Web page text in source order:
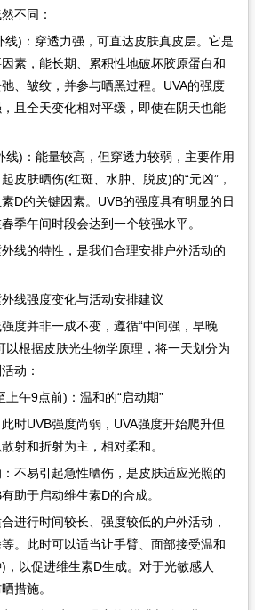
不同：
)：穿透力强，可直达皮肤真皮层。它是
素，能长期、累积性地破坏胶原蛋白和
、皱纹，并参与晒黑过程。UVA的强度
且全天变化相对平缓，即使在阴天也能
)：能量较高，但穿透力较弱，主要作用
皮肤晒伤(红斑、水肿、脱皮)的“元凶”，
D的关键因素。UVB的强度具有明显的日
季午间时段会达到一个较强水平。
的特性，是我们合理安排户外活动的
强度变化与活动安排建议
并非一成不变，遵循“中间强，早晚
以根据皮肤光生物学原理，将一天划分为
动：
午9点前)：温和的“启动期”
UVB强度尚弱，UVA强度开始爬升但
射和折射为主，相对柔和。
易引起急性晒伤，是皮肤适应光照的
助于启动维生素D的合成。
行时间较长、强度较低的户外活动，
。此时可以适当让手臂、面部接受温和
以促进维生素D生成。对于光敏感人
措施。